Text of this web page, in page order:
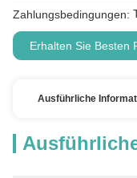
Zahlungsbedingungen:
Erhalten Sie Besten
Ausführliche